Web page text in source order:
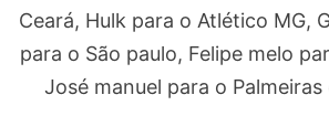
Ceará, Hulk para o Atlético MG,
para o São paulo, Felipe melo
José manuel para o